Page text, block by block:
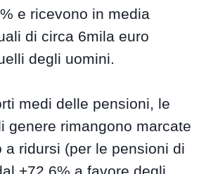
e ricevono in media
di circa 6mila euro
degli uomini.
medi delle pensioni, le
genere rimangono marcate
a ridursi (per le pensioni di